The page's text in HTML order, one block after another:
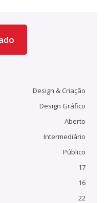
Design & Criação
Design Gráfico
Aberto
Intermediário
Público
17
16
22